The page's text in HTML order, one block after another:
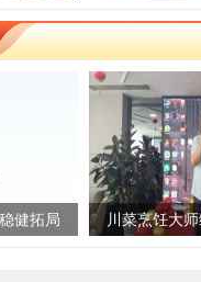
川菜烹饪大师缪青元七十